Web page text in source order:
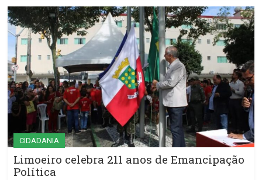
CIDADANIA
Limoeiro celebra 211 anos de Emancipação
Política